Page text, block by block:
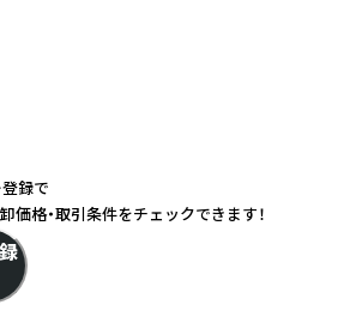
録で
価格・取引条件をチェックできます！